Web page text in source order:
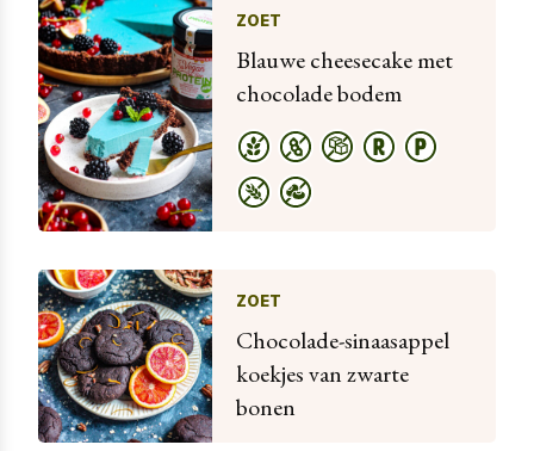
ZOET
Blauwe cheesecake met
chocolade bodem
ZOET
Chocolade-sinaasappel
koekjes van zwarte
bonen